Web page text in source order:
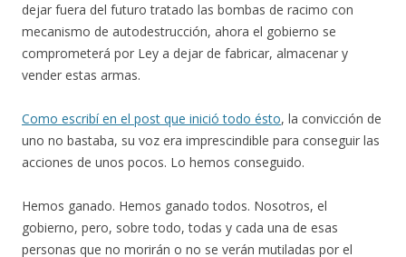
dejar fuera del futuro tratado las bombas de racimo con
mecanismo de autodestrucción, ahora el gobierno se
comprometerá por Ley a dejar de fabricar, almacenar y
vender estas armas.
Como escribí en el post que inició todo ésto, la convicción de
uno no bastaba, su voz era imprescindible para conseguir las
acciones de unos pocos. Lo hemos conseguido.
Hemos ganado. Hemos ganado todos. Nosotros, el
gobierno, pero, sobre todo, todas y cada una de esas
personas que no morirán o no se verán mutiladas por el